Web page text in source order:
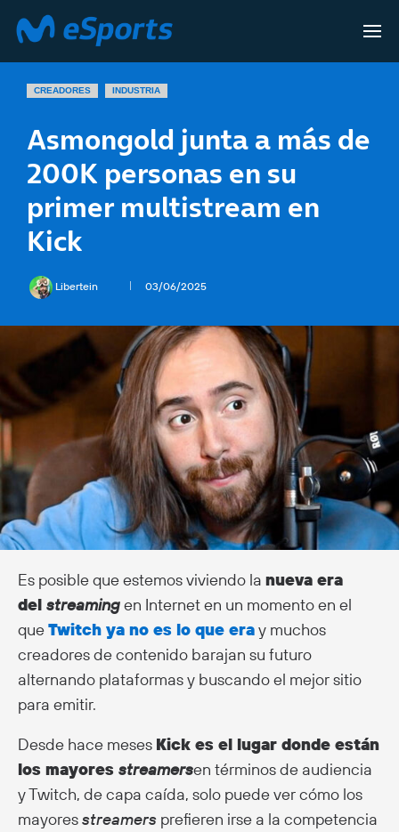
CREADORES INDUSTRIA
Asmongold junta a más de
200K personas en su
primer multistream en
Kick
Libertein 03/06/2025
Es posible que estemos viviendo la nueva era
del streamingen Internet en un momento en el
queTwitch ya no es lo que eray muchos
creadores de contenido barajan su futuro
alternando plataformas y buscando el mejor sitio
para emitir.
Desde hace meses Kick es el lugar donde están
los mayores streamersen términos de audiencia
y Twitch, de capa caída, solo puede ver cómo los
mayoresstreamers prefieren irse a la competencia